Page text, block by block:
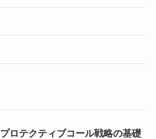
プロテクティブコール戦略の基礎